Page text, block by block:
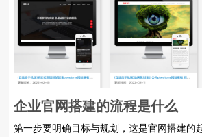
企业官网搭建的流程是什么
第一步要明确目标与规划，这是官网搭建的